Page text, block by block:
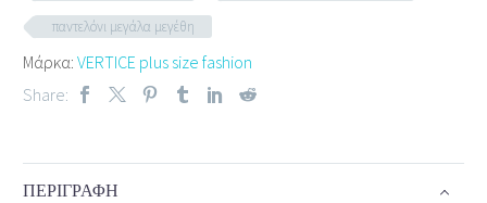
παντελόνι μεγάλα μεγέθη
Μάρκα: VERTICE plus size fashion
Share:
ΠΕΡΙΓΡΑΦΉ